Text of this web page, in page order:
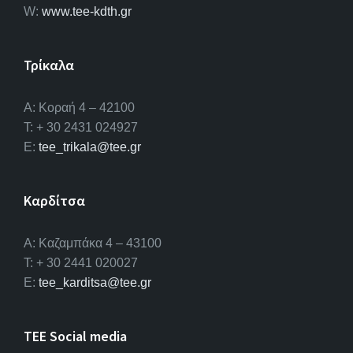
W: www.tee-kdth.gr
Τρίκαλα
Α: Κοραή 4 – 42100
T: + 30 2431 024927
E: tee_trikala@tee.gr
Καρδίτσα
Α: Καζαμπάκα 4 – 43100
T: + 30 2441 020027
E: tee_karditsa@tee.gr
TEE Social media